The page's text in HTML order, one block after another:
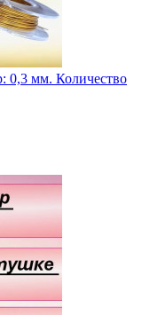
0,3 мм. Количество